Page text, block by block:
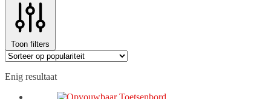
Toon filters
Enig resultaat